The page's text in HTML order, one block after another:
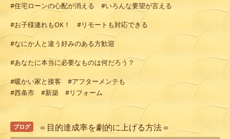
#住宅ローンの心配が消える #いろんな要望が言える
#お子様連れもOK！ #リモートも対応できる
#なにか人と違う好みのある方歓迎
#あなたに本当に必要なものは何だろう？
#暖かい家と接客 #アフターメンテも
#西条市 #新築 #リフォーム
ブログ ＝目的達成率を劇的に上げる方法＝